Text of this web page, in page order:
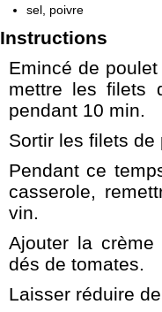
sel, poivre
Instructions
Emincé de
mettre les filets
pendant 10 min.
Sortir les filets
Pendant ce
casserole,
vin.
Ajouter la
dés de tomates.
Laisser réduire